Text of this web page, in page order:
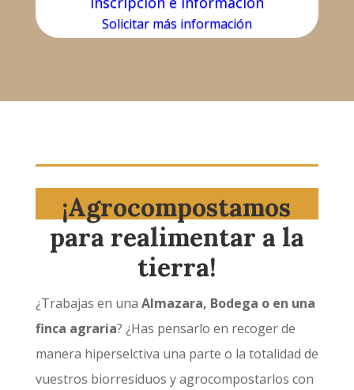
Solicitar más información
¡Agrocompostamos
para realimentar a la
tierra!
¿Trabajas en una Almazara, Bodega o en una
finca agraria? ¿Has pensarlo en recoger de
manera hiperselctiva una parte o la totalidad de
vuestros biorresiduos y agrocompostarlos con